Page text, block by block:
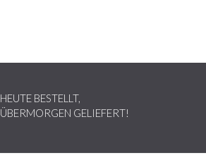
HEUTE BESTELLT,
ÜBERMORGEN GELIEFERT!